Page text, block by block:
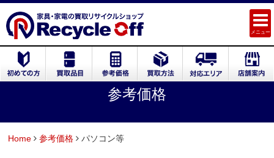
メニュー
参考価格
Home 参考価格 パソコン等